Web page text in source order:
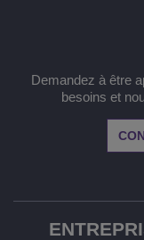
Demandez à être
besoins et